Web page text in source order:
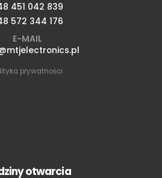
451 042 839
572 344 176
E-MAIL
prywatności
otwarcia